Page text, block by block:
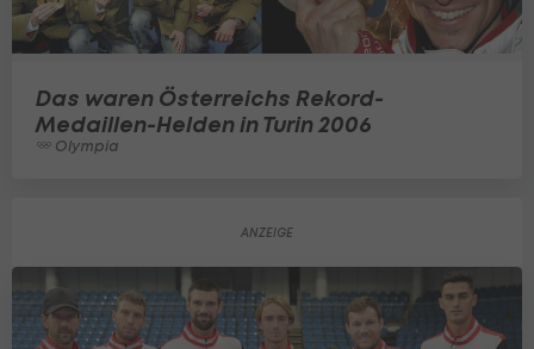
Das waren Österreichs Rekord-
Medaillen-Helden in Turin 2006
Olympia